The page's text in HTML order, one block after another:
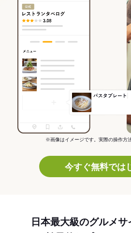
※画像はイメージです。実際の操作方
今すぐ無料では
日本最大級のグルメサ